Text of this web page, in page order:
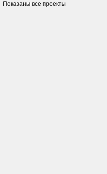
Показаны все проекты